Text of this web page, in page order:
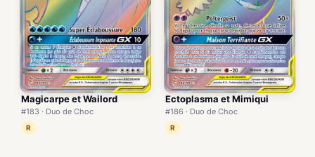
Magicarpe et Wailord
#183 · Duo de Choc
R
Ectoplasma et Mimiqui
#186 · Duo de Choc
R